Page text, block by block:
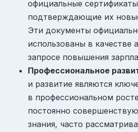
официальные
подтверждающие их
Эти документы
использованы в качестве
запросе повышения
Профессиональное
и развитие являются
в профессиональном
постоянно
знания, часто